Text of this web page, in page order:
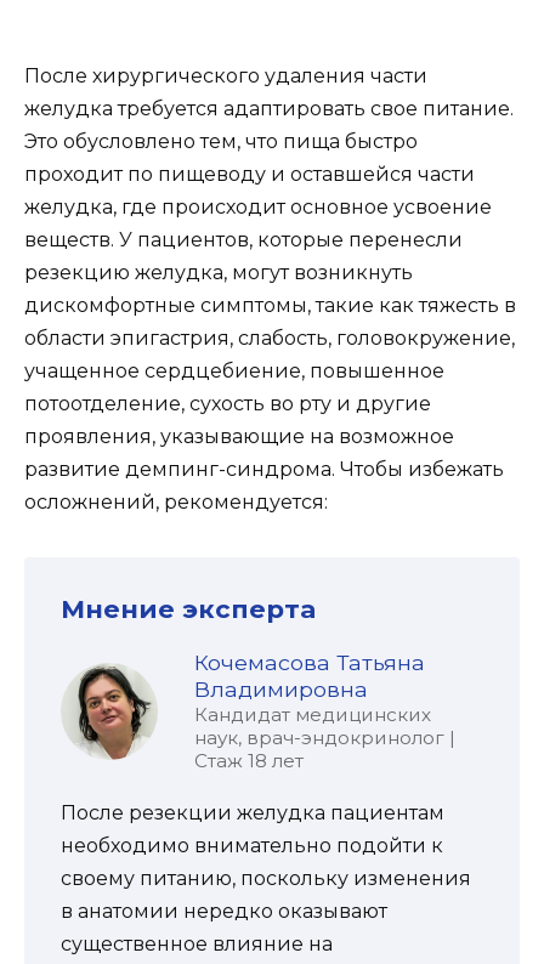
После хирургического удаления части
желудка требуется адаптировать свое питание.
Это обусловлено тем, что пища быстро
проходит по пищеводу и оставшейся части
желудка, где происходит основное усвоение
веществ. У пациентов, которые перенесли
резекцию желудка, могут возникнуть
дискомфортные симптомы, такие как тяжесть в
области эпигастрия, слабость, головокружение,
учащенное сердцебиение, повышенное
потоотделение, сухость во рту и другие
проявления, указывающие на возможное
развитие демпинг-синдрома. Чтобы избежать
осложнений, рекомендуется:
Мнение эксперта
Кочемасова Татьяна
Владимировна
Кандидат медицинских
наук, врач-эндокринолог |
Стаж 18 лет
После резекции желудка пациентам
необходимо внимательно подойти к
своему питанию, поскольку изменения
в анатомии нередко оказывают
существенное влияние на